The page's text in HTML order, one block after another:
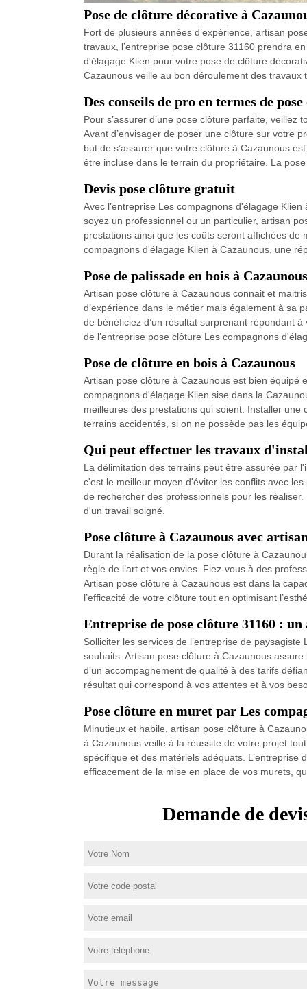
Pose de clôture décorative à
Fort de plusieurs années d’expérience, artisan
travaux, l’entreprise pose clôture 31160 prendra
d'élagage Klien pour votre pose de clôture
Cazaunous veille au bon déroulement des
Des conseils de pro en termes de
Pour s’assurer d’une pose clôture parfaite,
Avant d’envisager de poser une clôture sur votre
but de s’assurer que votre clôture à Cazaunous
être incluse dans le terrain du propriétaire. La
Devis pose clôture gratuit
Avec l’entreprise Les compagnons d'élagage
soyez un professionnel ou un particulier, artisan
prestations ainsi que les coûts seront affichées de
compagnons d'élagage Klien à Cazaunous, une
Pose de palissade en bois à Cazaunous
Artisan pose clôture à Cazaunous connait et
d’expérience dans le métier mais également à sa
de bénéficiez d’un résultat surprenant répondant
de l’entreprise pose clôture Les compagnons
Pose de clôture en bois à Cazaunous
Artisan pose clôture à Cazaunous est bien équipé
compagnons d'élagage Klien sise dans la
meilleures des prestations qui soient. Installer
terrains accidentés, si on ne possède pas les
Qui peut effectuer les travaux
La délimitation des terrains peut être assurée par
c'est le meilleur moyen d'éviter les conflits avec
de rechercher des professionnels pour les
d'un travail soigné.
Pose clôture à Cazaunous avec
Durant la réalisation de la pose clôture à
règle de l’art et vos envies. Fiez-vous à des
Artisan pose clôture à Cazaunous est dans la
l’efficacité de votre clôture tout en optimisant
Entreprise de pose clôture 31160 :
Solliciter les services de l’entreprise de
souhaits. Artisan pose clôture à Cazaunous
d’un accompagnement de qualité à des tarifs
résultat qui correspond à vos attentes et à vos
Pose clôture en muret par Les
Minutieux et habile, artisan pose clôture à
à Cazaunous veille à la réussite de votre projet
spécifique et des matériels adéquats.
efficacement de la mise en place de vos murets,
Demande de